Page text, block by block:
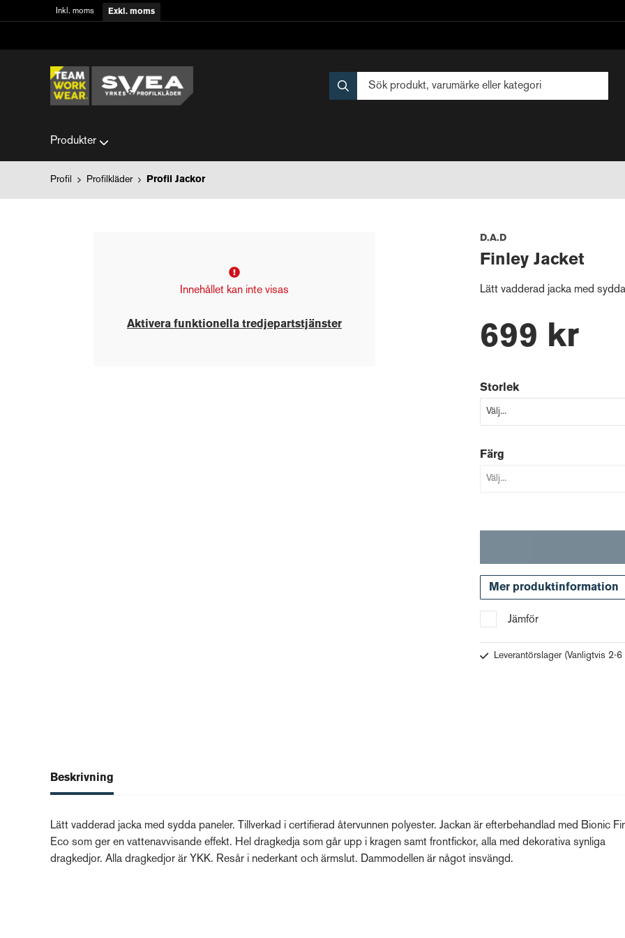
Inkl. moms Exkl. moms
Produkter
Profil Profilkläder Profil Jackor
Innehållet kan inte visas
Aktivera funktionella tredjepartstjänster
D.A.D
Finley Jacket
Lätt vadderad jacka med
699 kr
Storlek
Färg
Mer produktinformation
Jämför
Leverantörslager (Vanligtvis 2-
Beskrivning
Lätt vadderad jacka med sydda paneler. Tillverkad i certifierad återvunnen polyester. Jackan är efterbehandlad med Bionic
Eco som ger en vattenavvisande effekt. Hel dragkedja som går upp i kragen samt frontfickor, alla med dekorativa synliga
dragkedjor. Alla dragkedjor är YKK. Resår i nederkant och ärmslut. Dammodellen är något insvängd.